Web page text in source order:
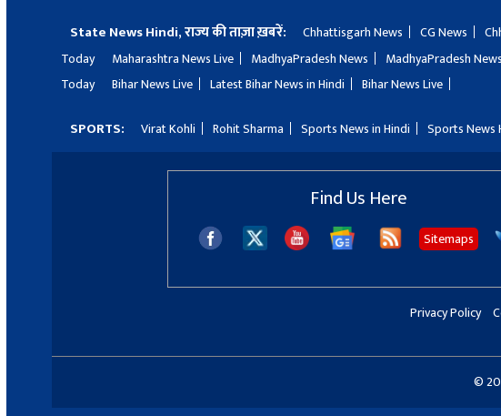
State News Hindi, राज्य की ताज़ा ख़बरें: Chhattisgarh News CG News
Today
Maharashtra News Live MadhyaPradesh News MadhyaPradesh
Today
Bihar News Live Latest Bihar News in Hindi Bihar News Live
SPORTS: Virat Kohli Rohit Sharma Sports News in Hindi Sports News
Find Us Here
Sitemaps
Privacy Policy
©